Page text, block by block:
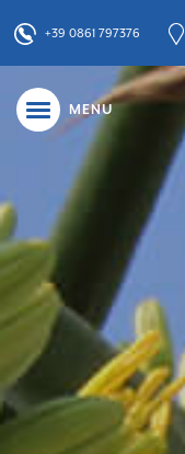
MENU
+39 0861 797376